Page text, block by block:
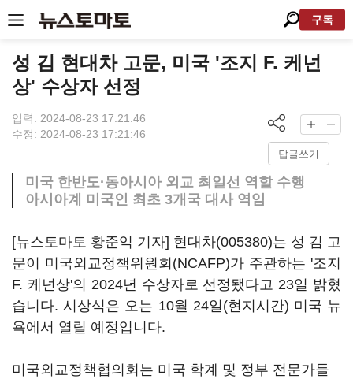
구독
성 김 현대차 고문, 미국 '조지 F. 케넌
상' 수상자 선정
입력: 2024-08-23 17:21:46
수정: 2024-08-23 17:21:46
답글쓰기
미국 한반도·동아시아 외교 최일선 역할 수행
아시아계 미국인 최초 3개국 대사 역임
[뉴스토마토 황준익 기자] 현대차(005380)는 성 김 고
문이 미국외교정책위원회(NCAFP)가 주관하는 '조지
F. 케넌상'의 2024년 수상자로 선정됐다고 23일 밝혔
습니다. 시상식은 오는 10월 24일(현지시간) 미국 뉴
욕에서 열릴 예정입니다.
미국외교정책협의회는 미국 학계 및 정부 전문가들